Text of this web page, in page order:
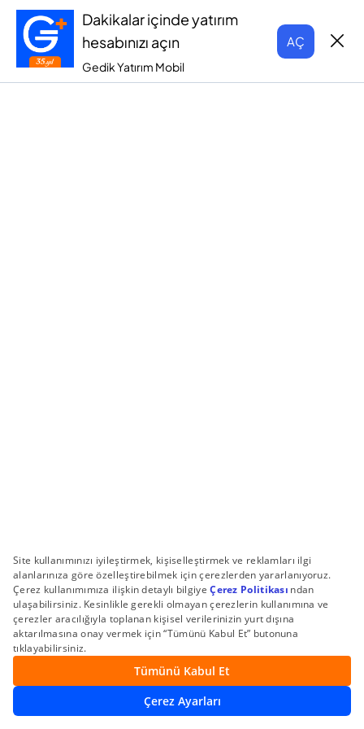
Dakikalar içinde yatırım
hesabınızı açın
Gedik Yatırım Mobil
AÇ